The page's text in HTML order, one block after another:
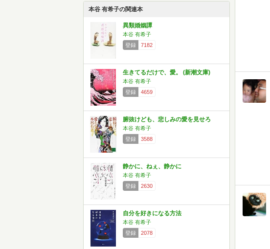
本谷 有希子の関連本
異類婚姻譚
本谷 有希子
登録
7182
生きてるだけで、愛。 (新潮文庫)
本谷 有希子
登録
4659
腑抜けども、悲しみの愛を見せろ
本谷 有希子
登録
3588
静かに、ねぇ、静かに
本谷 有希子
登録
2630
自分を好きになる方法
本谷 有希子
登録
2078